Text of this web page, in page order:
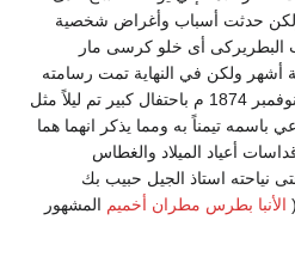
حدثت أسباب وأغراض شخصية
أى خلو كرسى مار
ولكن في النهاية تمت رسامته
ش- أول نوفمبر 1874 م باحتفال كبير تم ليلاً مثل
تيمناً به ومما يذكر انهما هما
أعياد الميلاد والغطاس
استاذ الجيل حبيب بك
بطرس مطران أخميمالمشهور